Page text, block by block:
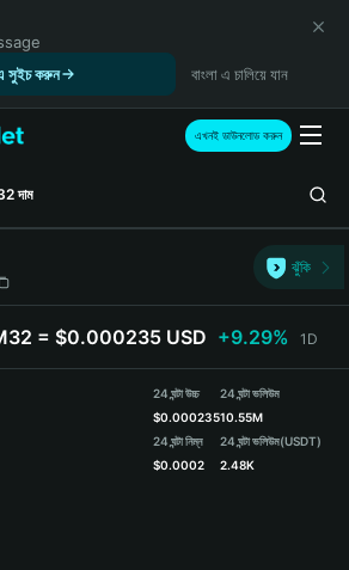
সুইচ করুন
বাংলা এ চালিয়ে যান
এখনই ডাউনলোড করুন
দাম
ঝুঁকি
= $0.000235 USD +9.29% 1D
24 ঘন্টা উচ্চ
$0.000235
24 ঘন্টা নিম্ন
$0.0002
24 ঘন্টা ভলিউম
10.55M
24 ঘন্টা ভলিউম(USDT)
2.48K